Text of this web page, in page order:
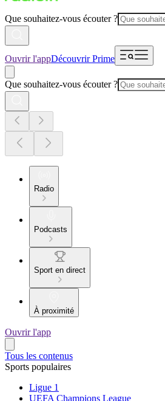
Que souhaitez-vous écouter ?
Ouvrir l'appDécouvrir Prime
Que souhaitez-vous écouter ?
Radio
Podcasts
Sport en direct
À proximité
Ouvrir l'app
Tous les contenus
Sports populaires
Ligue 1
UEFA Champions League